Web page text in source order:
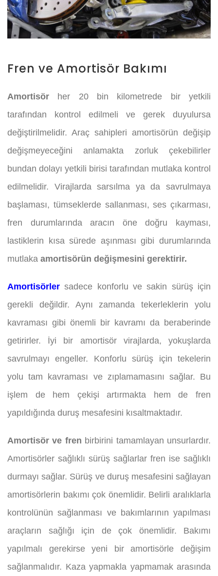
Fren ve Amortisör Bakımı
Amortisör her 20 bin kilometrede bir yetkili
tarafından kontrol edilmeli ve gerek duyulursa
değiştirilmelidir. Araç sahipleri amortisörün değişip
değişmeyeceğini anlamakta zorluk çekebilirler
bundan dolayı yetkili birisi tarafından mutlaka kontrol
edilmelidir. Virajlarda sarsılma ya da savrulmaya
başlaması, tümseklerde sallanması, ses çıkarması,
fren durumlarında aracın öne doğru kayması,
lastiklerin kısa sürede aşınması gibi durumlarında
mutlaka amortisörün değişmesini gerektirir.
Amortisörler sadece konforlu ve sakin sürüş için
gerekli değildir. Aynı zamanda tekerleklerin yolu
kavraması gibi önemli bir kavramı da beraberinde
getirirler. İyi bir amortisör virajlarda, yokuşlarda
savrulmayı engeller. Konforlu sürüş için tekelerin
yolu tam kavraması ve zıplamamasını sağlar. Bu
işlem de hem çekişi artırmakta hem de fren
yapıldığında duruş mesafesini kısaltmaktadır.
Amortisör ve fren birbirini tamamlayan unsurlardır.
Amortisörler sağlıklı sürüş sağlarlar fren ise sağlıklı
durmayı sağlar. Sürüş ve duruş mesafesini sağlayan
amortisörlerin bakımı çok önemlidir. Belirli aralıklarla
kontrolünün sağlanması ve bakımlarının yapılması
araçların sağlığı için de çok önemlidir. Bakımı
yapılmalı gerekirse yeni bir amortisörle değişim
sağlanmalıdır. Kaza yapmakla yapmamak arasında